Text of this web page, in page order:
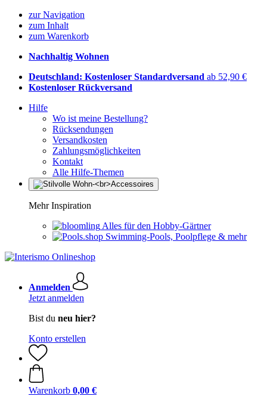
zur Navigation
zum Inhalt
zum Warenkorb
Nachhaltig Wohnen
Deutschland: Kostenloser Standardversand ab 52,90 €
Kostenloser Rückversand
Hilfe
Wo ist meine Bestellung?
Rücksendungen
Versandkosten
Zahlungsmöglichkeiten
Kontakt
Alle Hilfe-Themen
Mehr Inspiration
Alles für den Hobby-Gärtner
Swimming-Pools, Poolpflege & mehr
Anmelden
Jetzt anmelden
Bist du neu hier?
Konto erstellen
Warenkorb 0,00 €